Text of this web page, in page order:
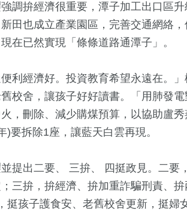
調拚經濟很重要，潭子加工出口區
田也成立產業園區，完善交通網絡
在已然實現「條條道路通潭子」。
便利經濟好。投資教育希望永遠在。
校舍，讓孩子好好讀書。「用肺發
，刪除、減少購煤預算，以協助盧
)要拆除1座，讓藍天白雲再現。
提出二要、 三拚、 四挺政見。二要
三拚，拚經濟、拚加重詐騙刑責、
挺孩子護食安、老舊校舍更新，挺婦